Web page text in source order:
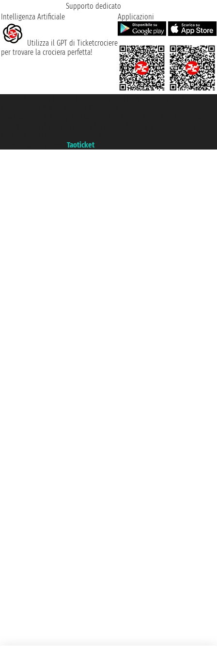
Supporto dedicato
Intelligenza Artificiale
Utilizza il GPT di Ticketcrociere
per trovare la crociera perfetta!
Applicazioni
Taoticket